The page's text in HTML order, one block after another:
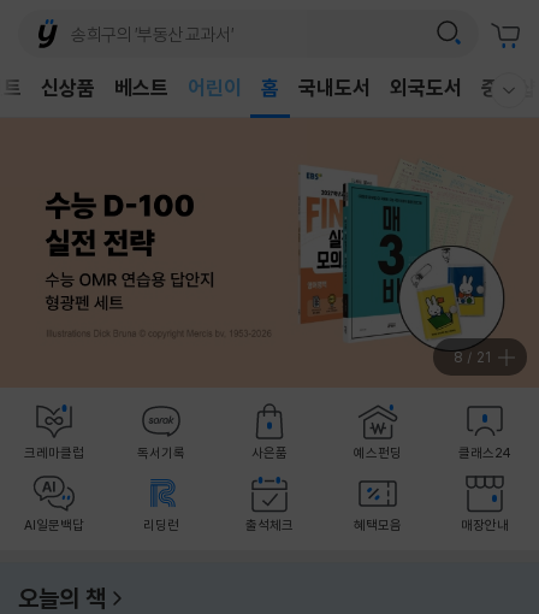
신상품 베스트
독후감
홈 국내도서 외국도서 중고샵
8 / 21
크레마클럽 독서기록 사은품 예스펀딩 클래스24
AI일문백답 리딩런 출석체크 혜택모음 매장안내
오늘의 책